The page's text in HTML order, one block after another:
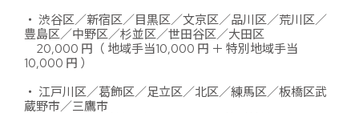
・ 渋谷区／新宿区／目黒区／文京区／品川区／荒川区／
豊島区／中野区／杉並区／世田谷区／大田区
20,000 円（ 地域手当10,000 円 ＋ 特別地域手当
10,000 円 ）
・ 江戸川区／葛飾区／足立区／北区／練馬区／板橋区武
蔵野市／三鷹市